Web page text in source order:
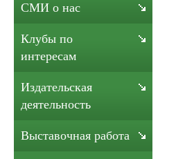
СМИ о нас
Клубы по
интересам
Издательская
деятельность
Выставочная работа